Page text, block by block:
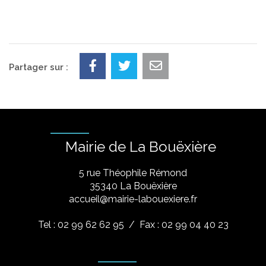
Partager sur :
Mairie de La Bouëxière
5 rue Théophile Rémond
​35340 La Bouëxière
accueil@mairie-labouexiere.fr
Tel : 02 99 62 62 95 / Fax : 02 99 04 40 23